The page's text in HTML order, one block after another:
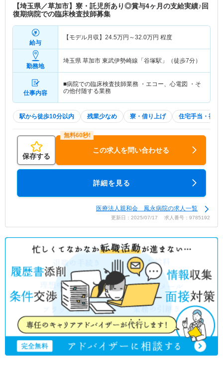
【埼玉県／草加市】寮・託児所あり◎賞与4ヶ月の支給実績♪回
復期病院での臨床検査技師募集
給与
【モデル月収】 24.5万円～32.0万円 程度
勤務地
埼玉県 草加市 東武伊勢崎線「谷塚駅」（徒歩7分）
仕事内容
■病院での臨床検査技師業務 ・エコー、心電図 ・そ
の他付随する業務
駅から徒歩10分以内 残業少なめ 寮・借り上げ 住宅手当・補助
保存する
この求人を問い合わせる
詳細を見る
医療法人親和会 鳳永病院の求人一覧
更新日：2025/07/17 求人番号：9785192